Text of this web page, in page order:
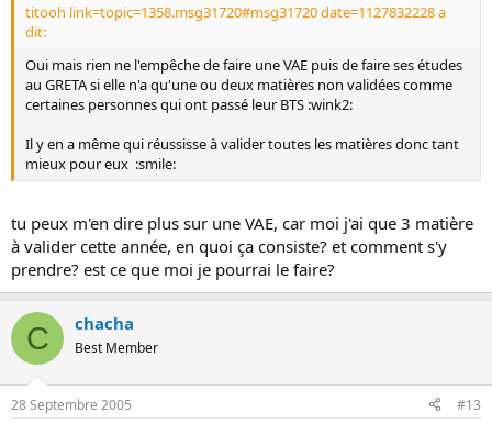
titooh link=topic=1358.msg31720#msg31720 date=1127832228 a
dit:
Oui mais rien ne l'empêche de faire une VAE puis de faire ses études
au GRETA si elle n'a qu'une ou deux matières non validées comme
certaines personnes qui ont passé leur BTS :wink2:
Il y en a même qui réussisse à valider toutes les matières donc tant
mieux pour eux :smile:
tu peux m'en dire plus sur une VAE, car moi j'ai que 3 matière
à valider cette année, en quoi ça consiste? et comment s'y
prendre? est ce que moi je pourrai le faire?
C chacha
Best Member
28 Septembre 2005 #13